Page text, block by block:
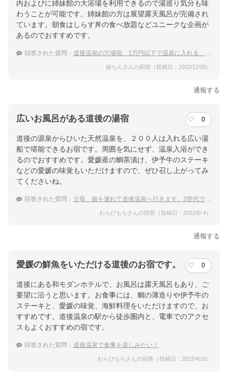
内およびに姉妹館の大浴場を利用できるので湯巡り気分も味
わうことが可能です。姉妹館の方は展望露天風呂が完備され
ています。朝食はしらす丼の食べ放題などユニークな企画が
あるのでおすすめです。
回答された質問： 道後温泉の穴場宿、1万円以下で温泉に入れる、安くて良い宿のおすすめは？
綾ちんさんの回答（投稿日：2022/12/20）
通報する
広いお風呂がある道後の湯宿 0
道後の源泉からひいた天然温泉を、２００人は入れる広い湯
船で堪能できるお宿です。周囲を気にせず、温泉入浴ができ
るのでおすすめです。愛媛産の鯛茶漬け、伊予牛のステーキ
などの愛媛の味覚もいただけますので、ぜひ召し上がってみ
てくださいね。
回答された質問： 父母、娘を連れて道後温泉へ行きます。3世代で楽しめる大浴場がある宿を教えてください。
わらびもちさんの回答（投稿日：2022/5/ 4）
通報する
愛媛の鮮魚をいただける道後のお宿です。 0
道後にある和モダンホテルで、お風呂は露天風呂もあり、ご
要望に沿うと思います。お食事には、鯛の薄造りや伊予牛の
ステーキと、愛媛の味覚、海鮮料理をいただけますので、お
すすめです。道後温泉の駅から徒歩圏内と、電車でのアクセ
スもよくおすすめの宿です。
回答された質問： 道後温泉で食事を楽しみたい！
わらびもちさんの回答（投稿日：2022/4/20）